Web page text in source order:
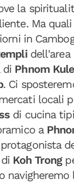
la
Ma
in
di Phnom
. Ci
locali
di cucina
a
Koh Trong